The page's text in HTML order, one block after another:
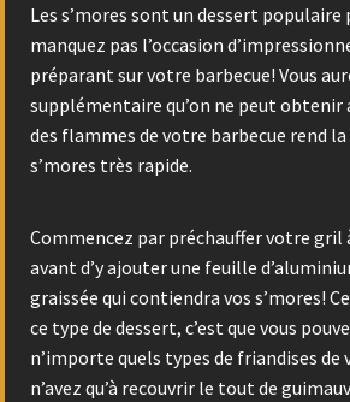
Les s’mores sont un dessert populaire
manquez pas l’occasion
préparant sur votre barbecue! Vous
supplémentaire qu’on ne peut obtenir
des flammes de votre barbecue rend la
s’mores très rapide.
Commencez par préchauffer votre gril
avant d’y ajouter une feuille
graissée qui contiendra vos s’mores!
ce type de dessert, c’est que vous
n’importe quels types de friandises de
n’avez qu’à recouvrir le tout de